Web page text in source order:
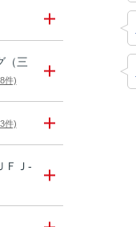
（三
件)
件)
ＦＪ-